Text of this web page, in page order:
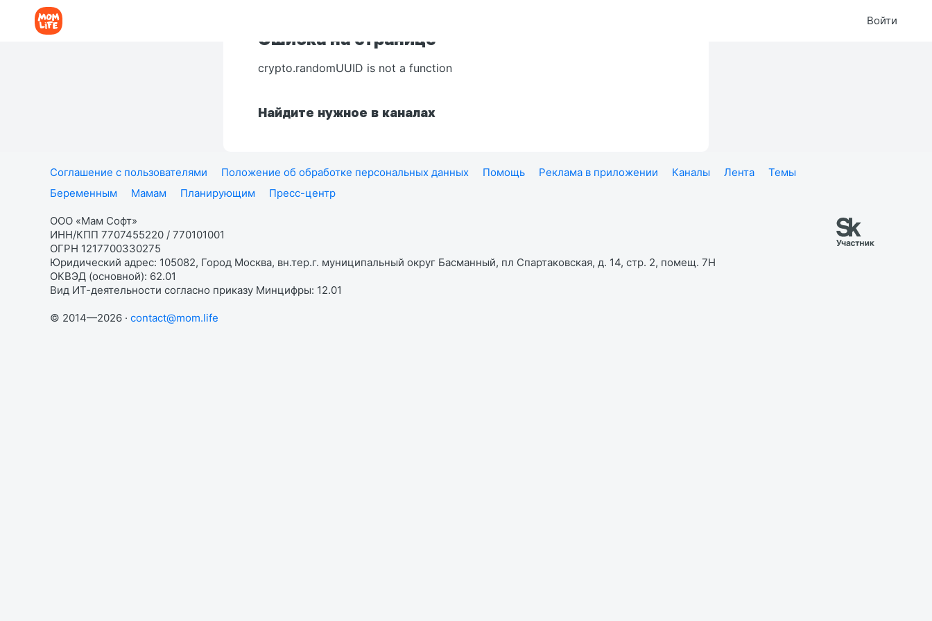
Войти
Ошибка на странице
crypto.randomUUID is not a function
Найдите нужное в каналах
Соглашение с пользователями Положение об обработке персональных данных Помощь Реклама в приложении Каналы Лента
Темы
Беременным
Мамам Планирующим Пресс-центр
ООО «Мам Софт»
ИНН/КПП 7707455220 / 770101001
ОГРН 1217700330275
Юридический адрес: 105082, Город Москва, вн.тер.г. муниципальный округ Басманный, пл Спартаковская, д. 14, стр. 2, помещ. 7Н
ОКВЭД (основной): 62.01
Вид ИТ-деятельности согласно приказу Минцифры: 12.01
© 2014—2026 · contact@mom.life